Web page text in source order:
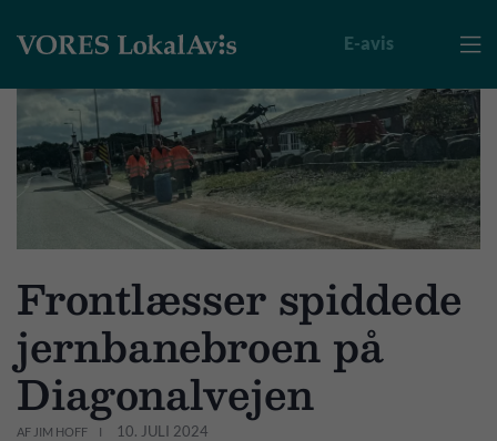

E-avis
Frontlæsser spiddede
jernbanebroen på
Diagonalvejen
AF JIM HOFF 10. JULI 2024